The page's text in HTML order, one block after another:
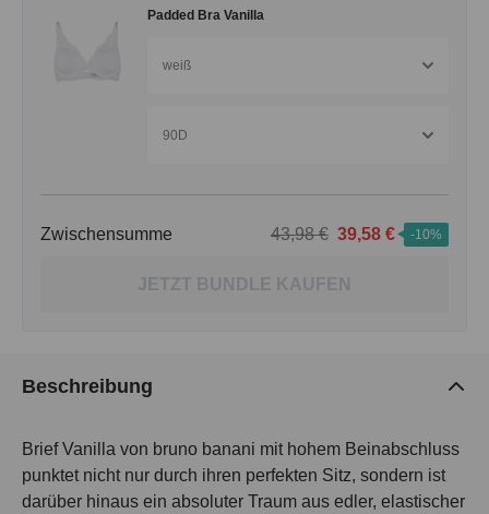
Padded Bra Vanilla
weiß
90D
Zwischensumme 43,98 € 39,58 € -10%
JETZT BUNDLE KAUFEN
Beschreibung
Brief Vanilla von bruno banani mit hohem Beinabschluss
punktet nicht nur durch ihren perfekten Sitz, sondern ist
darüber hinaus ein absoluter Traum aus edler, elastischer